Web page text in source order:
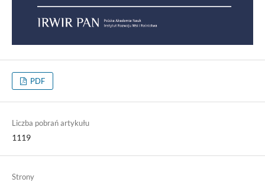
PDF
Liczba pobrań artykułu
1119
Strony